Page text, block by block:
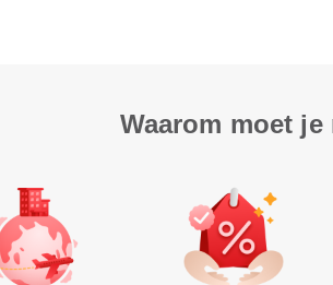
Waarom moet